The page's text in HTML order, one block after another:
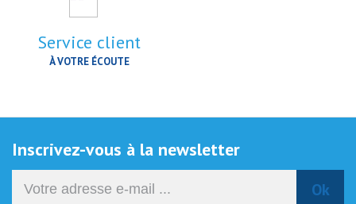
Service client
À VOTRE ÉCOUTE
Inscrivez-vous à la newsletter